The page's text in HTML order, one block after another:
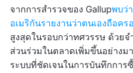
จากการสำรวจของ Gallupพบว่
อเมริกันรายงานว่าตนเองถือคร
สูงสุดในรอบกว่าทศวรรษ ด้วย
ส่วนร่วมในตลาดเพิ่มขึ้นอย่างม
ระบบที่ชัดเจนในการบันทึกการ